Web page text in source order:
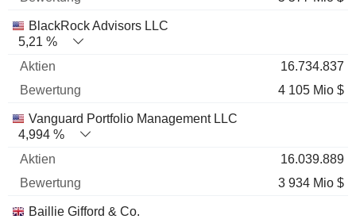
BlackRock Advisors LLC
5,21 %
16.734.837
4 105 Mio $
Vanguard Portfolio Management LLC
4,994 %
16.039.889
3 934 Mio $
Baillie Gifford & Co.